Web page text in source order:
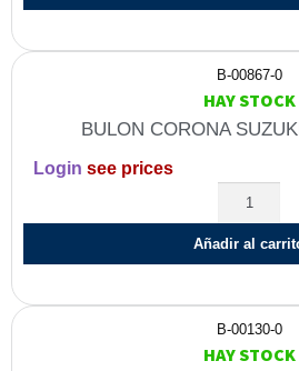
B-00867-0
HAY STOCK
BULON CORONA
Login see prices
Añadir al
B-00130-0
HAY STOCK